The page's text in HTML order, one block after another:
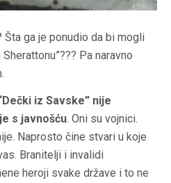
ga je ponudio da bi mogli
Pa naravno
iz Savske” nije
s javnošću. Oni su vojnici.
Naprosto čine stvari u koje
Branitelji i invalidi
heroji svake države i to ne